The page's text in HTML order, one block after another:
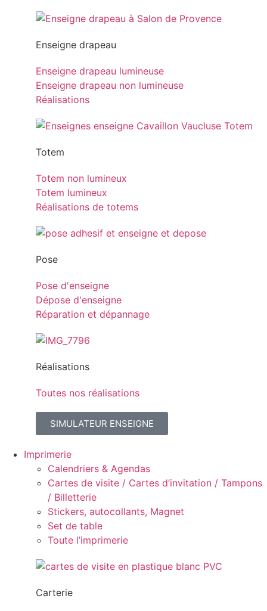
Enseigne drapeau
Enseigne drapeau lumineuse
Enseigne drapeau non lumineuse
Réalisations
Totem
Totem non lumineux
Totem lumineux
Réalisations de totems
Pose
Pose d'enseigne
Dépose d'enseigne
Réparation et dépannage
Réalisations
Toutes nos réalisations
SIMULATEUR ENSEIGNE
Imprimerie
Calendriers & Agendas
Cartes de visite / Cartes d’invitation / Tampons
/ Billetterie
Stickers, autocollants, Magnet
Set de table
Toute l’imprimerie
Carterie